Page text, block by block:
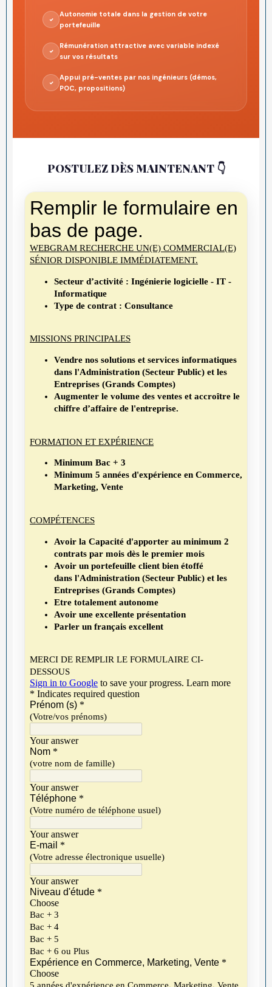
✓
Autonomie totale dans la gestion de votre
portefeuille
✓
Rémunération attractive avec variable indexé
sur vos résultats
✓
Appui pré-ventes par nos ingénieurs (démos,
POC, propositions)
POSTULEZ DÈS MAINTENANT 👇